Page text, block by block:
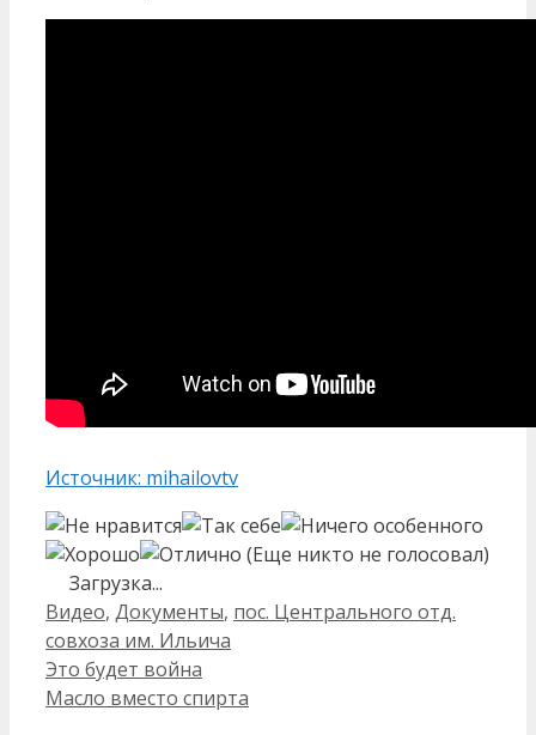
Источник: mihailovtv
(Еще никто не голосовал)
Загрузка...
Рубрики
Видео, Документы, пос. Центрального отд.
совхоза им. Ильича
Навигация
записи
Это будет война
Масло вместо спирта